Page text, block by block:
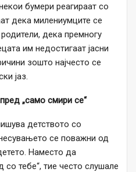
бумери реагираат со
дека милениумците се
дека премногу
им недостигаат јасни
зошто најчесто се
јаз.
„само смири се“
детството со
се поважни од
Наместо да
тебе“, тие често слушале